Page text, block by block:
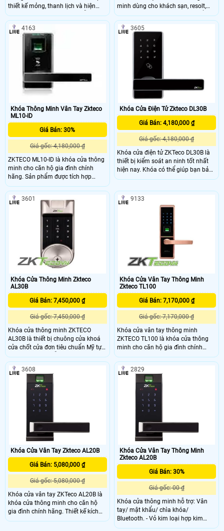
thiết kế mỏng, thanh lịch và hiện
đại. Khóa cửa thông minh hỗ trợ:
Vân tay, mật khẩu, thẻ, Bluetooth và
nhận diện khuôn mặt.
minh dùng cho khách sạn, resolt,
khu nghỉ dưỡng… LH6500 có kiểu
dáng thiết kế đẹp cùng tính năng
thông minh
Khóa Thông Minh Vân Tay Zkteco
ML10-ID
Giá Bán: 30%
Giá gốc: 4,180,000 ₫
ZKTECO ML10-ID là khóa cửa thông
minh cho căn hộ gia đình chính
hãng. Sản phẩm được tích hợp
nhận dạng vân tay, công nghệ thẻ
RFID và công nghệ BLT 4.0 tùy chọn,
cho phép mở khóa cửa và quản lý
người dùng thông qua điện thoại di
4163
Khóa Cửa Điện Tử Zkteco DL30B
Giá Bán: 4,180,000 ₫
Giá gốc: 4,180,000 ₫
Khóa cửa điện tử ZKTeco DL30B là
thiết bị kiểm soát an ninh tốt nhất
hiện nay. Khóa có thể giúp bạn bảo
mật an ninh.
3605
Khóa Cửa Thông Minh Zkteco
AL30B
Giá Bán: 7,450,000 ₫
Giá gốc: 7,450,000 ₫
Khóa cửa thông minh ZKTECO
AL30B là thiết bị chuông cửa khoá
cửa chốt cửa đơn tiêu chuẩn Mỹ tự
động đóng/mở dễ dàng thay thế và
lắp đặt. Thiết kế chắc chắn
3601
Khóa Cửa Vân Tay Thông Minh
Zkteco TL100
Giá Bán: 7,170,000 ₫
Giá gốc: 7,170,000 ₫
Khóa cửa vân tay thông minh
ZKTECO TL100 là khóa cửa thông
minh cho căn hộ gia đình chính
hãng. Thiết kế kích thước nhỏ gọn,
bán chạy nhất trên thị trường hiện
nay
9133
Khóa Cửa Vân Tay Zkteco AL20B
Giá Bán: 5,080,000 ₫
Giá gốc: 5,080,000 ₫
Khóa cửa vân tay ZKTeco AL20B là
khóa cửa thông minh cho căn hộ
gia đình chính hãng. Thiết kế kích
thước nhỏ gọn, bán chạy nhất trên
3608
Khóa Cửa Vân Tay Thông Minh
Zkteco AL20B
Giá Bán: 30%
Giá gốc: 00 ₫
Khóa cửa thông minh hỗ trợ: Vân
tay/ mật khẩu/ chìa khóa/
Bluetooth. - Vỏ kim loại hợp kim
kẽm. - Có chốt khóa bảo vệ mặt
2829